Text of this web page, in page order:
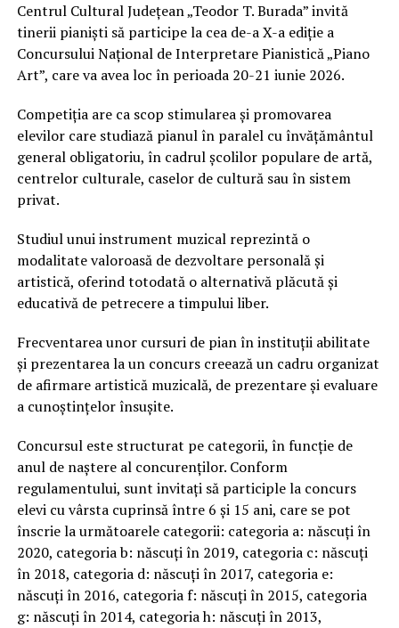
Centrul Cultural Județean „Teodor T. Burada” invită
tinerii pianiști să participe la cea de-a X-a ediție a
Concursului Național de Interpretare Pianistică „Piano
Art”, care va avea loc în perioada 20-21 iunie 2026.
Competiția are ca scop stimularea și promovarea
elevilor care studiază pianul în paralel cu învățământul
general obligatoriu, în cadrul școlilor populare de artă,
centrelor culturale, caselor de cultură sau în sistem
privat.
Studiul unui instrument muzical reprezintă o
modalitate valoroasă de dezvoltare personală și
artistică, oferind totodată o alternativă plăcută și
educativă de petrecere a timpului liber.
Frecventarea unor cursuri de pian în instituții abilitate
și prezentarea la un concurs creează un cadru organizat
de afirmare artistică muzicală, de prezentare și evaluare
a cunoștințelor însușite.
Concursul este structurat pe categorii, în funcție de
anul de naștere al concurenților. Conform
regulamentului, sunt invitați să participle la concurs
elevi cu vârsta cuprinsă între 6 și 15 ani, care se pot
înscrie la următoarele categorii: categoria a: născuți în
2020, categoria b: născuți în 2019, categoria c: născuți
în 2018, categoria d: născuți în 2017, categoria e:
născuți în 2016, categoria f: născuți în 2015, categoria
g: născuți în 2014, categoria h: născuți în 2013,